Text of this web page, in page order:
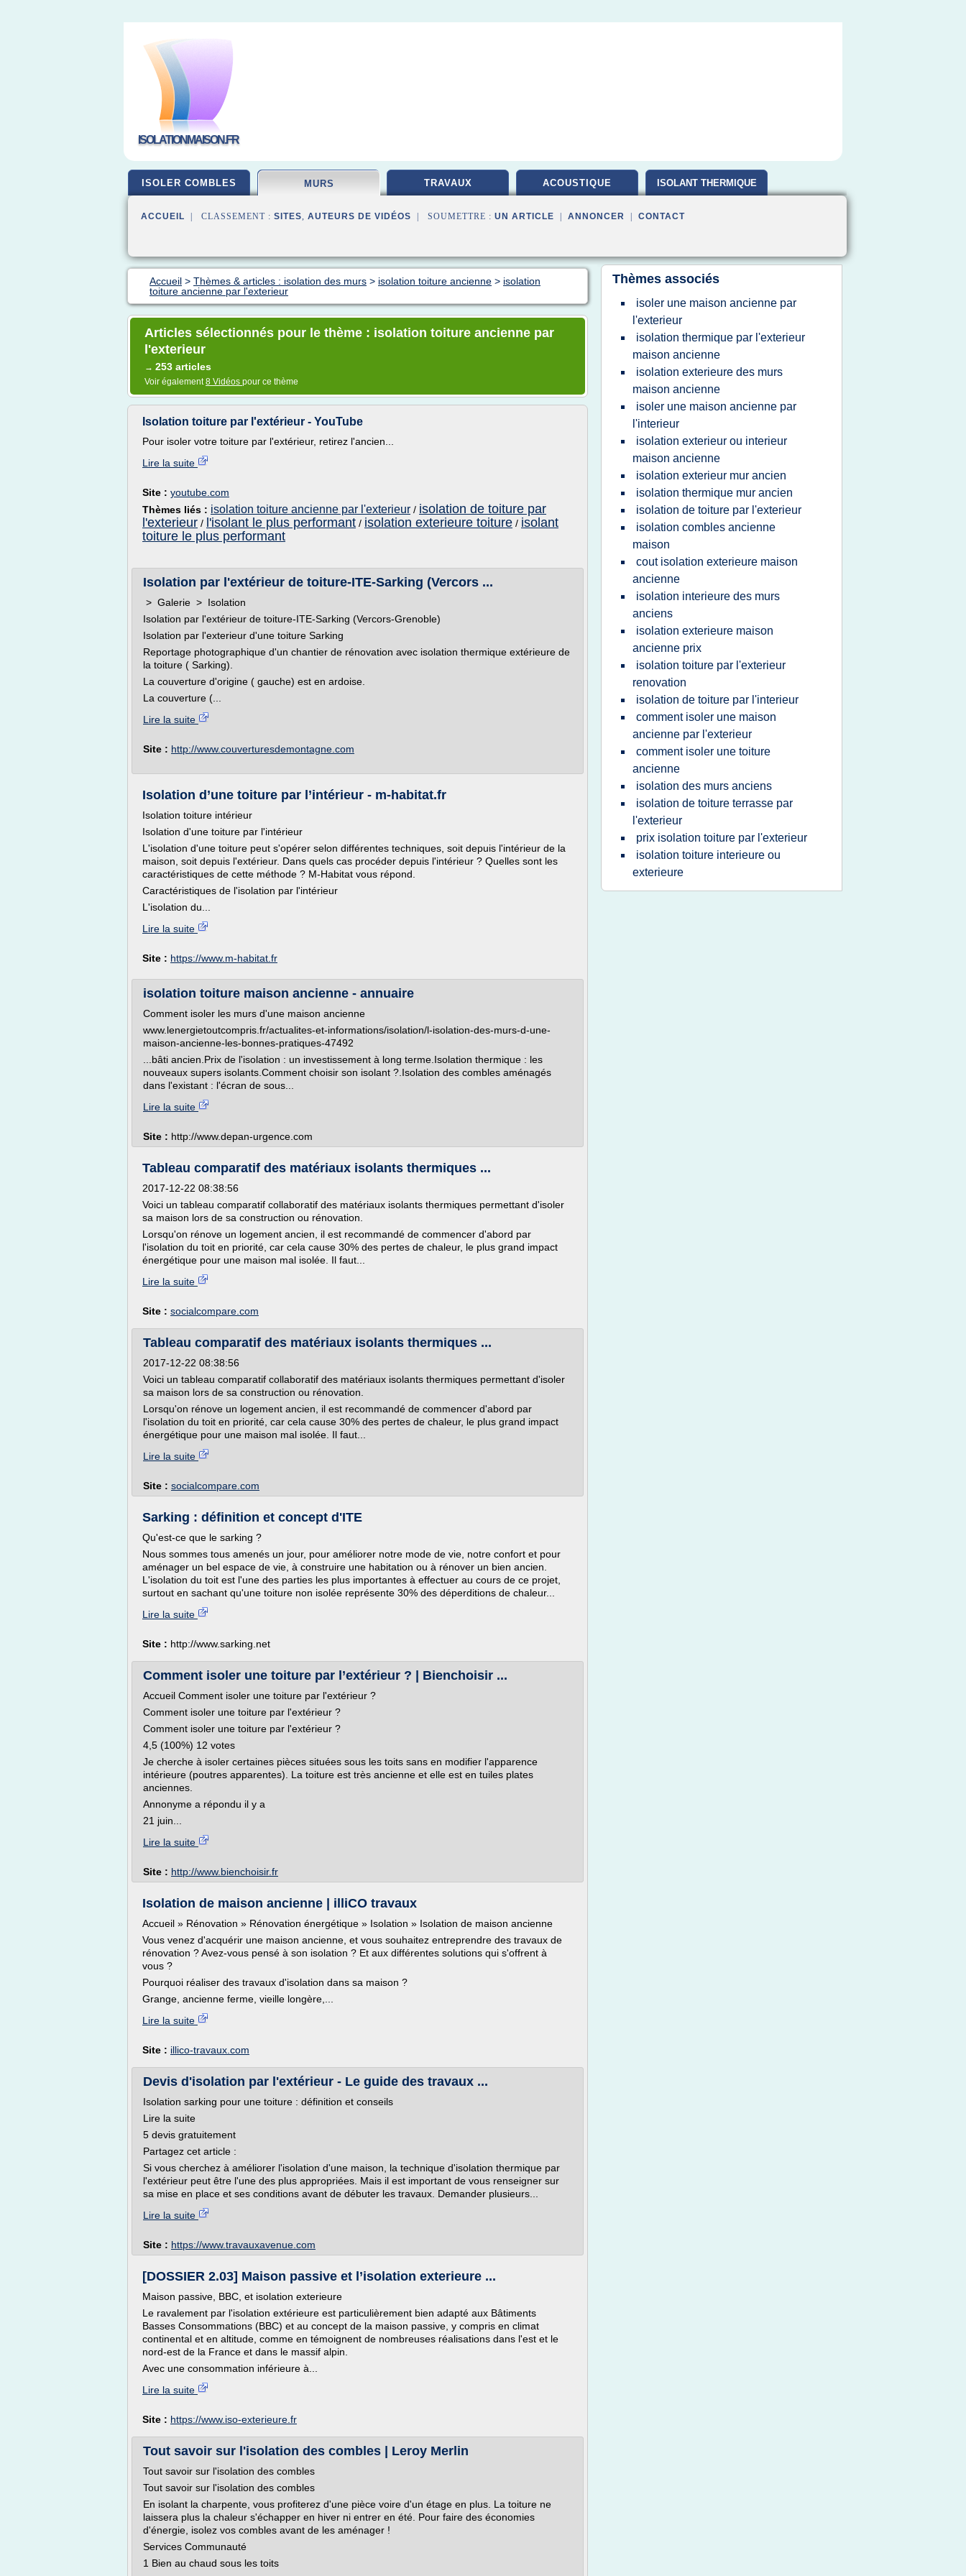
ISOLATIONMAISON.FR
ISOLER COMBLES MURS TRAVAUX ACOUSTIQUE ISOLANT THERMIQUE
ACCUEIL | CLASSEMENT : SITES, AUTEURS DE VIDÉOS | SOUMETTRE : UN ARTICLE ANNONCER CONTACT
Accueil > Thèmes & articles : isolation des murs > isolation toiture ancienne > isolation
toiture ancienne par l'exterieur
Articles sélectionnés pour le thème : isolation toiture ancienne par
l'exterieur
→ 253 articles
Voir également8 Vidéos pour ce thème
Isolation toiture par l'extérieur - YouTube
Pour isoler votre toiture par l'extérieur, retirez l'ancien...
Lire la suite
Site : youtube.com
Thèmes liés : isolation toiture ancienne par l'exterieur / isolation de toiture par
l'exterieur / l'isolant le plus performant / isolation exterieure toiture / isolant
toiture le plus performant
Isolation par l'extérieur de toiture-ITE-Sarking (Vercors ...
> Galerie > Isolation
Isolation par l'extérieur de toiture-ITE-Sarking (Vercors-Grenoble)
Isolation par l'exterieur d'une toiture Sarking
Reportage photographique d'un chantier de rénovation avec isolation thermique extérieure de
la toiture ( Sarking).
La couverture d'origine ( gauche) est en ardoise.
La couverture (...
Lire la suite
Site : http://www.couverturesdemontagne.com
Isolation d’une toiture par l’intérieur - m-habitat.fr
Isolation toiture intérieur
Isolation d'une toiture par l'intérieur
L'isolation d'une toiture peut s'opérer selon différentes techniques, soit depuis l'intérieur de la
maison, soit depuis l'extérieur. Dans quels cas procéder depuis l'intérieur ? Quelles sont les
caractéristiques de cette méthode ? M-Habitat vous répond.
Caractéristiques de l'isolation par l'intérieur
L'isolation du...
Lire la suite
Site : https://www.m-habitat.fr
isolation toiture maison ancienne - annuaire
Comment isoler les murs d'une maison ancienne
www.lenergietoutcompris.fr/actualites-et-informations/isolation/l-isolation-des-murs-d-une-
maison-ancienne-les-bonnes-pratiques-47492
...bâti ancien.Prix de l'isolation : un investissement à long terme.Isolation thermique : les
nouveaux supers isolants.Comment choisir son isolant ?.Isolation des combles aménagés
dans l'existant : l'écran de sous...
Lire la suite
Site : http://www.depan-urgence.com
Tableau comparatif des matériaux isolants thermiques ...
2017-12-22 08:38:56
Voici un tableau comparatif collaboratif des matériaux isolants thermiques permettant d'isoler
sa maison lors de sa construction ou rénovation.
Lorsqu'on rénove un logement ancien, il est recommandé de commencer d'abord par
l'isolation du toit en priorité, car cela cause 30% des pertes de chaleur, le plus grand impact
énergétique pour une maison mal isolée. Il faut...
Lire la suite
Site : socialcompare.com
Tableau comparatif des matériaux isolants thermiques ...
2017-12-22 08:38:56
Voici un tableau comparatif collaboratif des matériaux isolants thermiques permettant d'isoler
sa maison lors de sa construction ou rénovation.
Lorsqu'on rénove un logement ancien, il est recommandé de commencer d'abord par
l'isolation du toit en priorité, car cela cause 30% des pertes de chaleur, le plus grand impact
énergétique pour une maison mal isolée. Il faut...
Lire la suite
Site : socialcompare.com
Sarking : définition et concept d'ITE
Qu'est-ce que le sarking ?
Nous sommes tous amenés un jour, pour améliorer notre mode de vie, notre confort et pour
aménager un bel espace de vie, à construire une habitation ou à rénover un bien ancien.
L'isolation du toit est l'une des parties les plus importantes à effectuer au cours de ce projet,
surtout en sachant qu'une toiture non isolée représente 30% des déperditions de chaleur...
Lire la suite
Site : http://www.sarking.net
Comment isoler une toiture par l’extérieur ? | Bienchoisir ...
Accueil Comment isoler une toiture par l'extérieur ?
Comment isoler une toiture par l'extérieur ?
Comment isoler une toiture par l'extérieur ?
4,5 (100%) 12 votes
Je cherche à isoler certaines pièces situées sous les toits sans en modifier l'apparence
intérieure (poutres apparentes). La toiture est très ancienne et elle est en tuiles plates
anciennes.
Annonyme a répondu il y a
21 juin...
Lire la suite
Site : http://www.bienchoisir.fr
Isolation de maison ancienne | illiCO travaux
Accueil » Rénovation » Rénovation énergétique » Isolation » Isolation de maison ancienne
Vous venez d'acquérir une maison ancienne, et vous souhaitez entreprendre des travaux de
rénovation ? Avez-vous pensé à son isolation ? Et aux différentes solutions qui s'offrent à
vous ?
Pourquoi réaliser des travaux d'isolation dans sa maison ?
Grange, ancienne ferme, vieille longère,...
Lire la suite
Site : illico-travaux.com
Devis d'isolation par l'extérieur - Le guide des travaux ...
Isolation sarking pour une toiture : définition et conseils
Lire la suite
5 devis gratuitement
Partagez cet article :
Si vous cherchez à améliorer l'isolation d'une maison, la technique d'isolation thermique par
l'extérieur peut être l'une des plus appropriées. Mais il est important de vous renseigner sur
sa mise en place et ses conditions avant de débuter les travaux. Demander plusieurs...
Lire la suite
Site : https://www.travauxavenue.com
[DOSSIER 2.03] Maison passive et l’isolation exterieure ...
Maison passive, BBC, et isolation exterieure
Le ravalement par l'isolation extérieure est particulièrement bien adapté aux Bâtiments
Basses Consommations (BBC) et au concept de la maison passive, y compris en climat
continental et en altitude, comme en témoignent de nombreuses réalisations dans l'est et le
nord-est de la France et dans le massif alpin.
Avec une consommation inférieure à...
Lire la suite
Site : https://www.iso-exterieure.fr
Tout savoir sur l'isolation des combles | Leroy Merlin
Tout savoir sur l'isolation des combles
Tout savoir sur l'isolation des combles
En isolant la charpente, vous profiterez d'une pièce voire d'un étage en plus. La toiture ne
laissera plus la chaleur s'échapper en hiver ni entrer en été. Pour faire des économies
d'énergie, isolez vos combles avant de les aménager !
Services Communauté
1 Bien au chaud sous les toits
Thèmes associés
isoler une maison ancienne par
l'exterieur
isolation thermique par l'exterieur
maison ancienne
isolation exterieure des murs
maison ancienne
isoler une maison ancienne par
l'interieur
isolation exterieur ou interieur
maison ancienne
isolation exterieur mur ancien
isolation thermique mur ancien
isolation de toiture par l'exterieur
isolation combles ancienne
maison
cout isolation exterieure maison
ancienne
isolation interieure des murs
anciens
isolation exterieure maison
ancienne prix
isolation toiture par l'exterieur
renovation
isolation de toiture par l'interieur
comment isoler une maison
ancienne par l'exterieur
comment isoler une toiture
ancienne
isolation des murs anciens
isolation de toiture terrasse par
l'exterieur
prix isolation toiture par l'exterieur
isolation toiture interieure ou
exterieure